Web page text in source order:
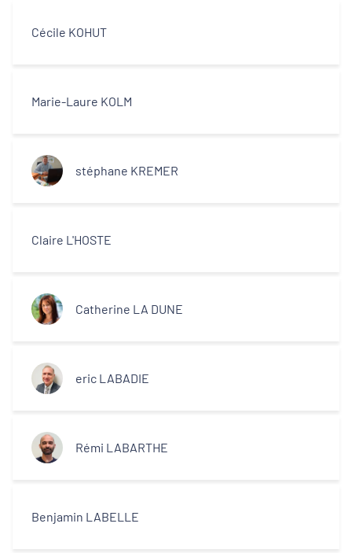
Cécile KOHUT
Marie-Laure KOLM
stéphane KREMER
Claire L'HOSTE
Catherine LA DUNE
eric LABADIE
Rémi LABARTHE
Benjamin LABELLE